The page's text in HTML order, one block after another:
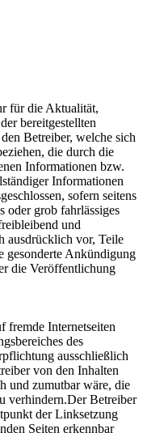
für die Aktualität,
bereitgestellten
Betreiber, welche sich
die durch die
Informationen bzw.
Informationen
sofern seitens
oder grob fahrlässiges
und
ausdrücklich vor, Teile
gesonderte Ankündigung
die Veröffentlichung
fremde Internetseiten
des
ausschließlich
von den Inhalten
und zumutbar wäre, die
verhindern.Der Betreiber
der Linksetzung
Seiten erkennbar